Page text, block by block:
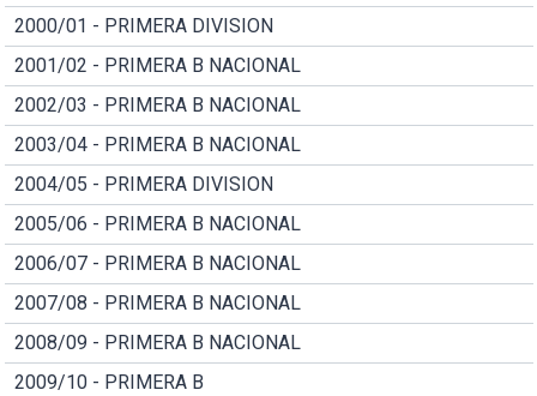
2000/01 - PRIMERA DIVISION
2001/02 - PRIMERA B NACIONAL
2002/03 - PRIMERA B NACIONAL
2003/04 - PRIMERA B NACIONAL
2004/05 - PRIMERA DIVISION
2005/06 - PRIMERA B NACIONAL
2006/07 - PRIMERA B NACIONAL
2007/08 - PRIMERA B NACIONAL
2008/09 - PRIMERA B NACIONAL
2009/10 - PRIMERA B